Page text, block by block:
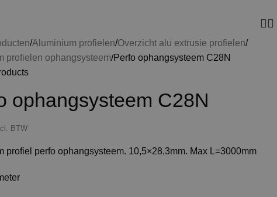
Aluminium profielen Overzicht alu extrusie profielen
profielen ophangsysteem Perfo ophangsysteem C28N
ophangsysteem C28N
BTW
profiel perfo ophangsysteem. 10,5×28,3mm. Max L=3000mm